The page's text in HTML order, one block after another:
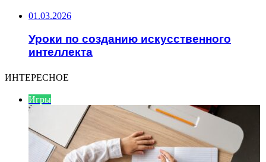
01.03.2026
Уроки по созданию искусственного
интеллекта
ИНТЕРЕСНОЕ
Игры